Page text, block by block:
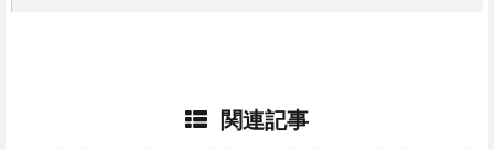
関連記事